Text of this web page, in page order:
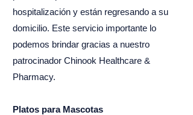
hospitalización y están regresando a su
domicilio. Este servicio importante lo
podemos brindar gracias a nuestro
patrocinador Chinook Healthcare &
Pharmacy.
Platos para Mascotas